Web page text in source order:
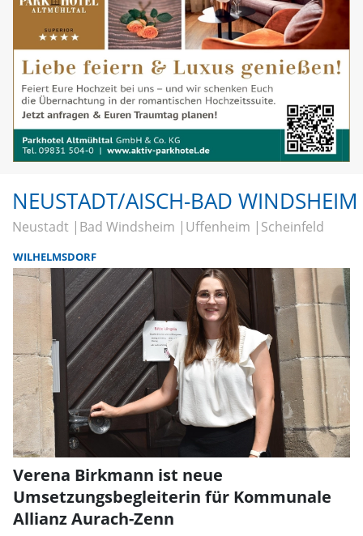
NEUSTADT/AISCH-BAD WINDSHEIM
Neustadt Bad Windsheim Uffenheim Scheinfeld
WILHELMSDORF
Verena Birkmann ist neue
Umsetzungsbegleiterin für Kommunale
Allianz Aurach-Zenn